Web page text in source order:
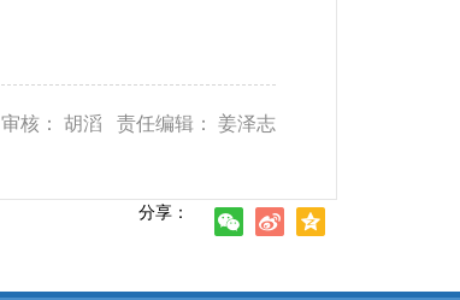
审核： 胡滔 责任编辑： 姜泽志
分享：